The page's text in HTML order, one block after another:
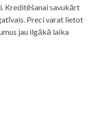
Kreditēšanai savukārt
Preci varat lietot
jau ilgākā laika